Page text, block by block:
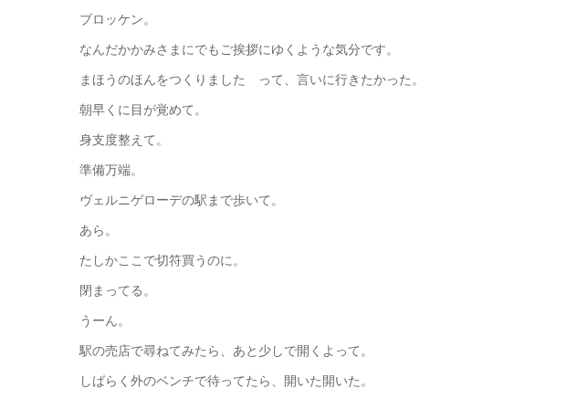
ブロッケン。
なんだかかみさまにでもご挨拶にゆくような気分です。
まほうのほんをつくりました って、言いに行きたかった。
朝早くに目が覚めて。
身支度整えて。
準備万端。
ヴェルニゲローデの駅まで歩いて。
あら。
たしかここで切符買うのに。
閉まってる。
うーん。
駅の売店で尋ねてみたら、あと少しで開くよって。
しばらく外のベンチで待ってたら、開いた開いた。